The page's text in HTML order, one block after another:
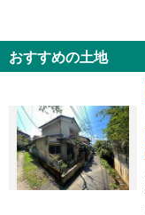
おすすめの土地